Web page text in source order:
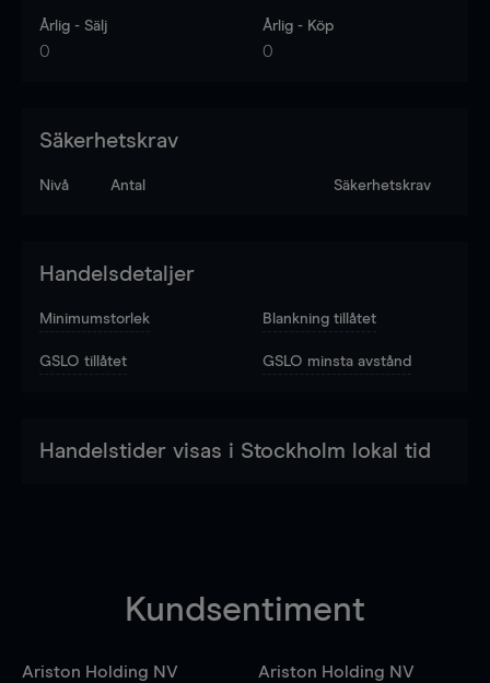
Årlig - Sälj
0
Årlig - Köp
0
Säkerhetskrav
Nivå Antal Säkerhetskrav
Handelsdetaljer
Minimumstorlek Blankning tillåtet
GSLO tillåtet GSLO minsta avstånd
Handelstider visas i Stockholm lokal tid
Kundsentiment
Ariston Holding NV
Ariston Holding NV